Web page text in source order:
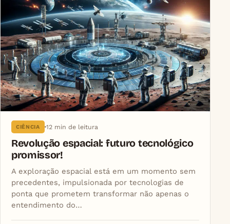
CIÊNCIA 12 min de leitura
Revolução espacial: futuro tecnológico
promissor!
A exploração espacial está em um momento sem
precedentes, impulsionada por tecnologias de
ponta que prometem transformar não apenas o
entendimento do…